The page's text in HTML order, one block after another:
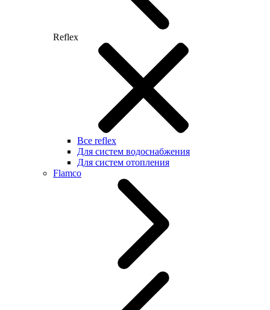
Reflex
Все reflex
Для систем водоснабжения
Для систем отопления
Flamco